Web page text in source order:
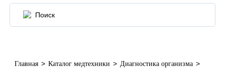
Главная > Каталог медтехники > Диагностика организма >